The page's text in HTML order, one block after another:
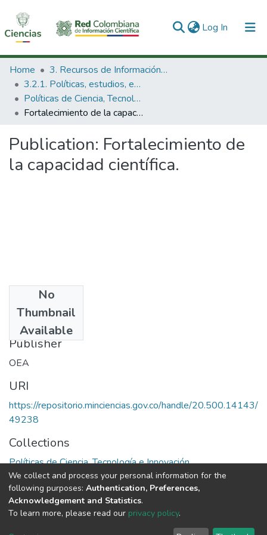
Log In (current)
Communities & Collections
All of DSpace
Statistics
Home
3. Recursos de Información Científica y Tecnológica
3.2.1. Políticas, estudios, evaluaciones e indicadores de CTeI
Políticas de Ciencia, Tecnología e Innovación
Fortalecimiento de la capacidad científica.
Publication: Fortalecimiento de
la capacidad científica.
No
Thumbnail
Available
1984
Publisher
OEA
URI
https://repositorio.minciencias.gov.co/handle/20.500.14143/
49238
Collections
Políticas de Ciencia, Tecnología e Innovación
Full item page
DSpace software copyright © 2002-2026
We collect and process your personal information for the
following purposes: Authentication, Preferences,
Acknowledgement and Statistics.
To learn more, please read our privacy policy.